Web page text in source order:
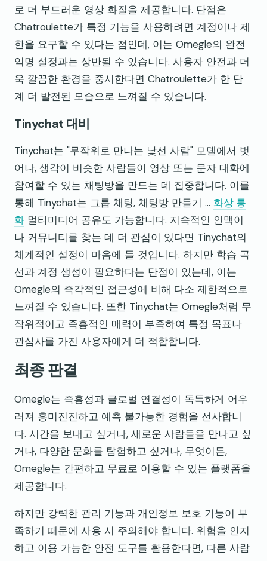
로 더 부드러운 영상 화질을 제공합니다. 단점은
Chatroulette가 특정 기능을 사용하려면 계정이나 제
한을 요구할 수 있다는 점인데, 이는 Omegle의 완전
익명 설정과는 상반될 수 있습니다. 사용자 안전과 더
욱 깔끔한 환경을 중시한다면 Chatroulette가 한 단
계 더 발전된 모습으로 느껴질 수 있습니다.
Tinychat 대비
Tinychat는 "무작위로 만나는 낯선 사람" 모델에서 벗
어나, 생각이 비슷한 사람들이 영상 또는 문자 대화에
참여할 수 있는 채팅방을 만드는 데 집중합니다. 이를
통해 Tinychat는 그룹 채팅, 채팅방 만들기 ... 화상 통
화 멀티미디어 공유도 가능합니다. 지속적인 인맥이
나 커뮤니티를 찾는 데 더 관심이 있다면 Tinychat의
체계적인 설정이 마음에 들 것입니다. 하지만 학습 곡
선과 계정 생성이 필요하다는 단점이 있는데, 이는
Omegle의 즉각적인 접근성에 비해 다소 제한적으로
느껴질 수 있습니다. 또한 Tinychat는 Omegle처럼 무
작위적이고 즉흥적인 매력이 부족하여 특정 목표나
관심사를 가진 사용자에게 더 적합합니다.
최종 판결
Omegle는 즉흥성과 글로벌 연결성이 독특하게 어우
러져 흥미진진하고 예측 불가능한 경험을 선사합니
다. 시간을 보내고 싶거나, 새로운 사람들을 만나고 싶
거나, 다양한 문화를 탐험하고 싶거나, 무엇이든,
Omegle는 간편하고 무료로 이용할 수 있는 플랫폼을
제공합니다.
하지만 강력한 관리 기능과 개인정보 보호 기능이 부
족하기 때문에 사용 시 주의해야 합니다. 위험을 인지
하고 이용 가능한 안전 도구를 활용한다면, 다른 사람